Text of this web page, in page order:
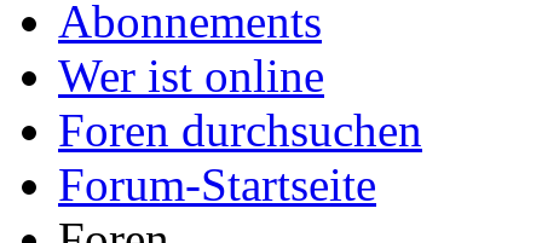
Abonnements
Wer ist online
Foren durchsuchen
Forum-Startseite